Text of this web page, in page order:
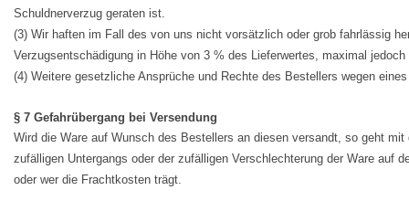
Schuldnerverzug geraten ist.
(3) Wir haften im Fall des von uns nicht vorsätzlich oder grob fahrlässig
Verzugsentschädigung in Höhe von 3 % des Lieferwertes, maximal
(4) Weitere gesetzliche Ansprüche und Rechte des Bestellers wegen
§ 7 Gefahrübergang bei Versendung
Wird die Ware auf Wunsch des Bestellers an diesen versandt, so geht
zufälligen Untergangs oder der zufälligen Verschlechterung der Ware auf
oder wer die Frachtkosten trägt.